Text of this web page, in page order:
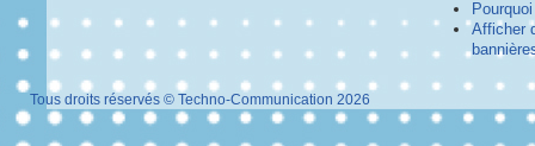
Afficher
Tous droits réservés © Techno-Communication 2026